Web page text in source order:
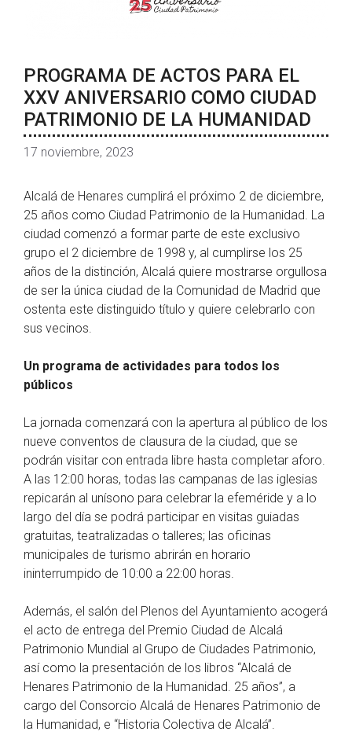
PROGRAMA DE ACTOS PARA EL
XXV ANIVERSARIO COMO CIUDAD
PATRIMONIO DE LA HUMANIDAD
17 noviembre, 2023
Alcalá de Henares cumplirá el próximo 2 de diciembre,
25 años como Ciudad Patrimonio de la Humanidad. La
ciudad comenzó a formar parte de este exclusivo
grupo el 2 diciembre de 1998 y, al cumplirse los 25
años de la distinción, Alcalá quiere mostrarse orgullosa
de ser la única ciudad de la Comunidad de Madrid que
ostenta este distinguido título y quiere celebrarlo con
sus vecinos.
Un programa de actividades para todos los
públicos
La jornada comenzará con la apertura al público de los
nueve conventos de clausura de la ciudad, que se
podrán visitar con entrada libre hasta completar aforo.
A las 12:00 horas, todas las campanas de las iglesias
repicarán al unísono para celebrar la efeméride y a lo
largo del día se podrá participar en visitas guiadas
gratuitas, teatralizadas o talleres; las oficinas
municipales de turismo abrirán en horario
ininterrumpido de 10:00 a 22:00 horas.
Además, el salón del Plenos del Ayuntamiento acogerá
el acto de entrega del Premio Ciudad de Alcalá
Patrimonio Mundial al Grupo de Ciudades Patrimonio,
así como la presentación de los libros “Alcalá de
Henares Patrimonio de la Humanidad. 25 años”, a
cargo del Consorcio Alcalá de Henares Patrimonio de
la Humanidad, e “Historia Colectiva de Alcalá”.